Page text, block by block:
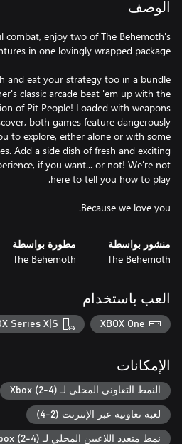
الوصف
combat, enjoy two of The Behemoth's
and eat your strategy too in a bundle
classic arcade beat 'em up with the
of Pit People! Loaded with weapons
both games feature dangerously
to explore, either alone or with some
Add a side dish of fresh and exciting
if you want... or not! We're not
Because we love you.
منشور بواسطة
The Behemoth
مطورة بواسطة
The Behemoth
العب باستخدام
XBOX One
Series X|S
الإمكانات
النمط التعاوني المحلي لـ Xbox (2-4)
لعبة تعاونية عبر الإنترنت (2-4)
نمط متعدد اللاعبين المحلي لـ Xbox (2-4)